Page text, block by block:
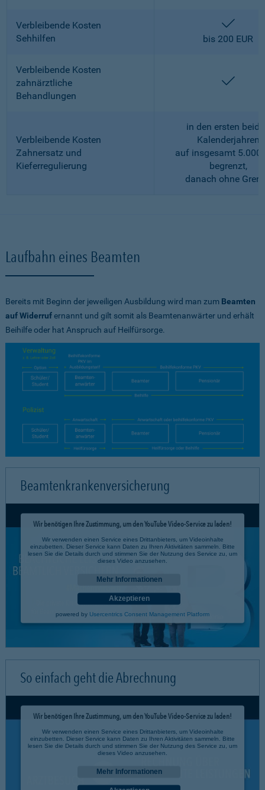
Verbleibende Kosten
Sehhilfen
bis 200 EUR
Verbleibende Kosten
zahnärztliche
Behandlungen
Verbleibende Kosten
Zahnersatz und
Kieferregulierung
in den ersten
Kalenderjahren
auf insgesamt 5.000
begrenzt,
danach ohne
Laufbahn eines Beamten
Bereits mit Beginn der jeweiligen Ausbildung wird man zum Beamten
auf Widerrufernannt und gilt somit als Beamtenanwärter und erhält
Beihilfe oder hat Anspruch auf Heilfürsorge.
Beamtenkrankenversicherung
Wir benötigen Ihre Zustimmung, um den YouTube Video-Service zu laden!
Wir verwenden einen Service eines Drittanbieters, um Videoinhalte
einzubetten. Dieser Service kann Daten zu Ihren Aktivitäten sammeln. Bitte
lesen Sie die Details durch und stimmen Sie der Nutzung des Service zu, um
dieses Video anzusehen.
Mehr Informationen
Akzeptieren
powered by Usercentrics Consent Management Platform
So einfach geht die Abrechnung
Wir benötigen Ihre Zustimmung, um den YouTube Video-Service zu laden!
Wir verwenden einen Service eines Drittanbieters, um Videoinhalte
einzubetten. Dieser Service kann Daten zu Ihren Aktivitäten sammeln. Bitte
lesen Sie die Details durch und stimmen Sie der Nutzung des Service zu, um
dieses Video anzusehen.
Mehr Informationen